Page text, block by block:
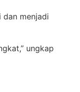
dan menjadi
ungkap